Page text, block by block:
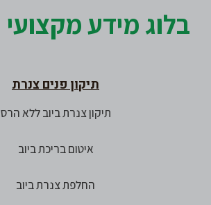
בלוג מידע מקצועי
תיקון פנים צנרת
תיקון צנרת ביוב ללא הרס
איטום בריכת ביוב
החלפת צנרת ביוב